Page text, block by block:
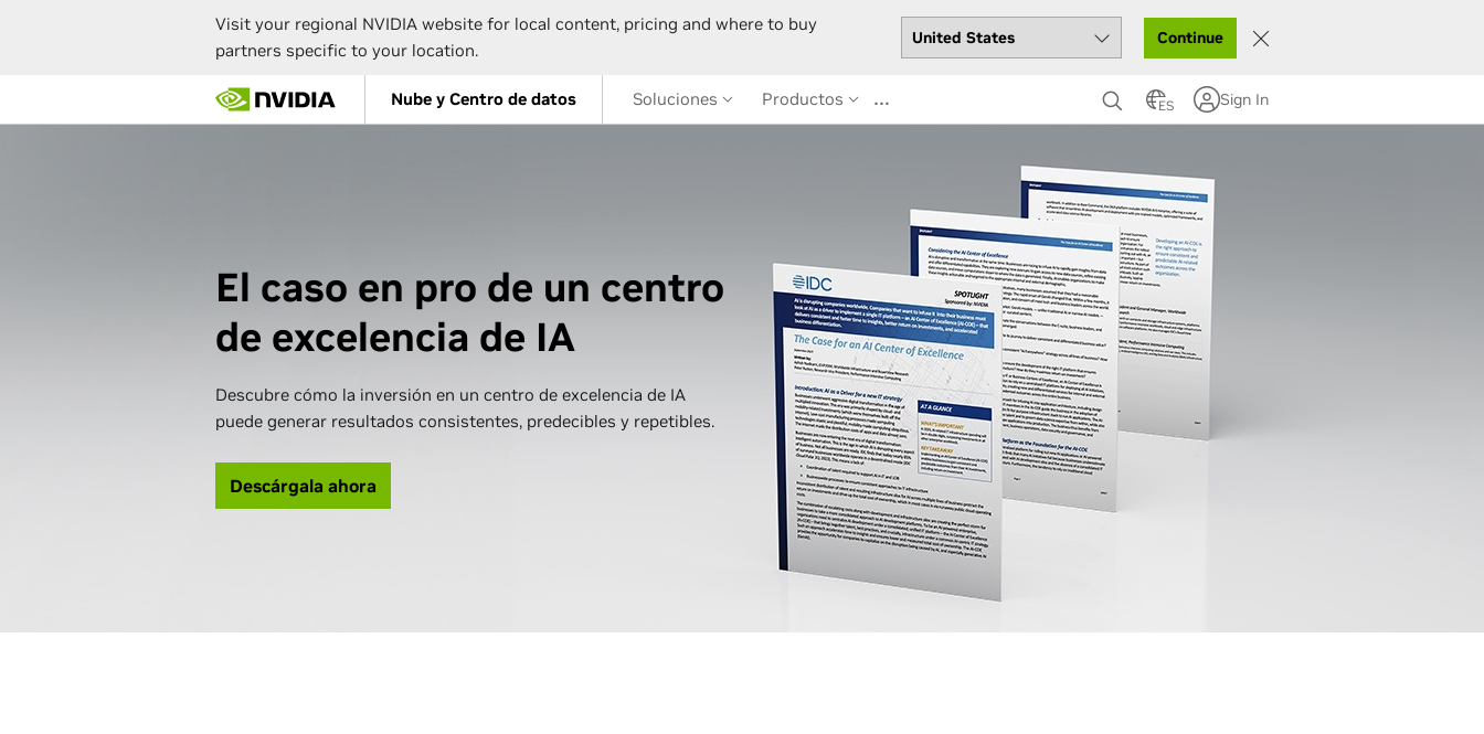
Visit your regional NVIDIA website for local content, pricing and where to buy
partners specific to your location.
Continue
main
Nube y Centro de datos Soluciones Productos … ES Sign In
El caso en pro de un centro
de excelencia de IA
Descubre cómo la inversión en un centro de excelencia de IA
puede generar resultados consistentes, predecibles y repetibles.
Descárgala ahora